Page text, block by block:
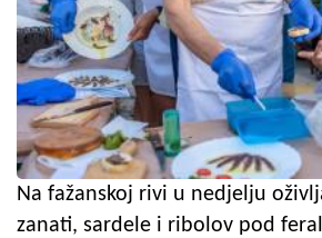
Na fažanskoj rivi u nedjelju
zanati, sardele i ribolov pod